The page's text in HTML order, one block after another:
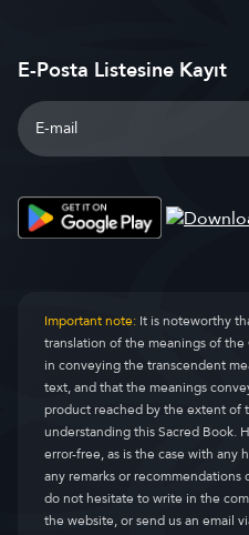
E-Posta Listesine Kayıt
Important note:It is noteworthy
translation of the meanings of
in conveying the transcendent
text, and that the meanings
product reached by the extent of
understanding this Sacred Book.
error-free, as is the case with any
any remarks or
do not hesitate to write in the
the website, or send us an email